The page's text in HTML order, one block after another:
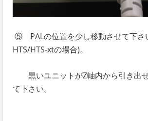
⑤ PALの位置を少し移動させて下さ
HTS/HTS-xtの場合)。
黒いユニットがZ軸内から引き出
て下さい。